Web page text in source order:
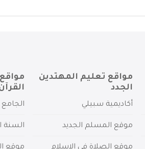
مواقع تعليم المهتدين
الجدد
أكاديمية سبيلي
موقع المسلم الجديد
الجامع
السنة